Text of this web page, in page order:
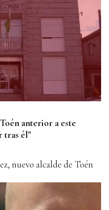
anterior a este
tras él"
nuevo alcalde de Toén